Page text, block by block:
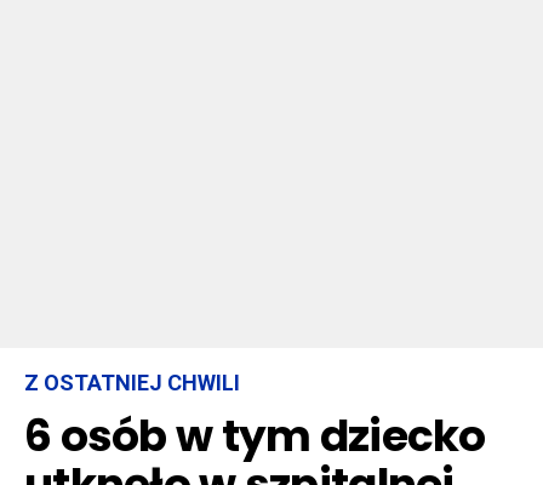
Z OSTATNIEJ CHWILI
6 osób w tym dziecko